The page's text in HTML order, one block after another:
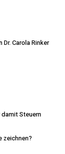
Carola Rinker
Steuern
zeichnen?